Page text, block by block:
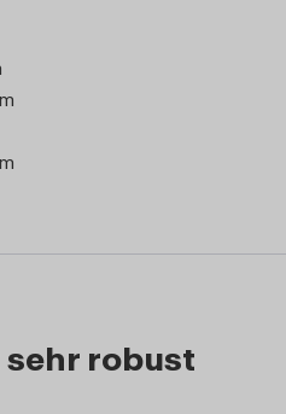
robust